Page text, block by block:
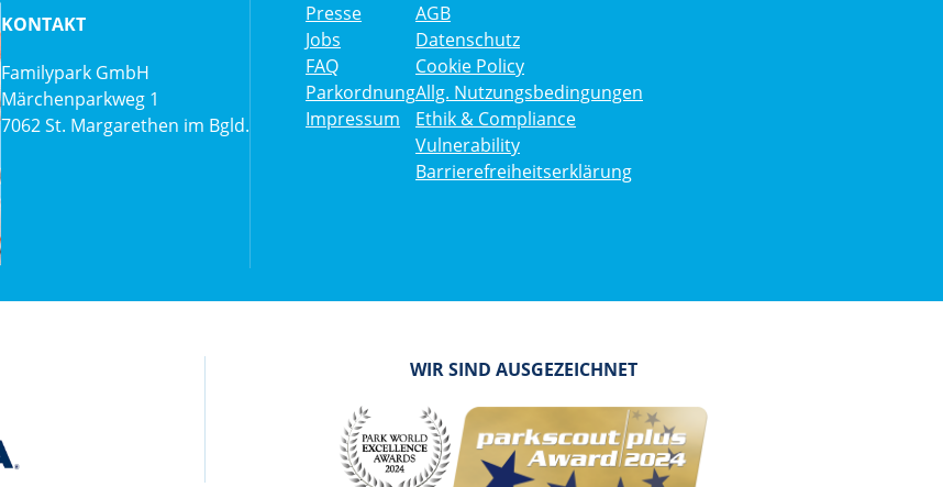
KONTAKT
Familypark GmbH
Märchenparkweg 1
7062 St. Margarethen im Bgld.
Presse
Jobs
FAQ
Parkordnung
Impressum
AGB
Datenschutz
Cookie Policy
Allg. Nutzungsbedingungen
Ethik & Compliance
Vulnerability
Barrierefreiheitserklärung
WIR SIND AUSGEZEICHNET